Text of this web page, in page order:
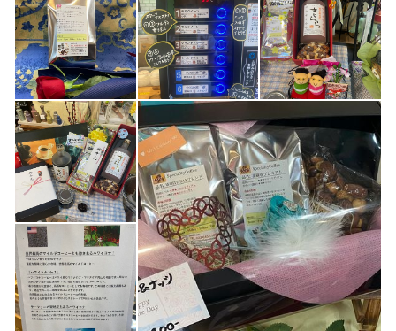
同時にコーヒーから香りや風味が抜けているということでもあ
るのです。 美味しく新鮮なコーヒーを頂くため、以下のこと
を留意して美味しいコーヒーをお楽しみください。 その１
密閉容器で保存しましょう コーヒーはとても良い香りがしま
すが、活性炭のように臭いを吸着する性質も持ち合わせていま
す、特に冷蔵庫などは色々な匂いが充満しているので、必ず密
閉容器に入れて保管してください。密閉容器は香りの揮発も抑
えてくれます。 その２ 保管について 新鮮なコーヒーは豆の
中の分子が活動しており炭酸ガスと共に香りや風味を揮発して
います。この活動を緩やかにするため、通常は室温で良いので
すが夏場などの気温が高い時期は野菜室が美味しさを保つ適温
です。冷凍庫など冷やしすぎた粉をドリップしても風味が綺麗
に出ません。 通信販売のご案内 焙煎たてのコーヒーをお届け
します。（送料別） お電話かFAX・メールでご注文をお願いい
たします。 ご要望がありましたら当店でお取り扱いのコーヒ
ーの一覧表をお届けいたします。 生豆焙煎 Coffee
Beans 花樹有 〒990-2483 山形県山形市上町５丁目２-１